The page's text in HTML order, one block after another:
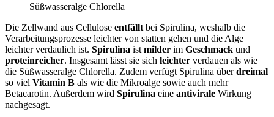
Süßwasseralge Chlorella
Die Zellwand aus Cellulose entfällt bei Spirulina, weshalb die
Verarbeitungsprozesse leichter von statten gehen und die Alge
leichter verdaulich ist. Spirulina ist milder im Geschmack und
proteinreicher. Insgesamt lässt sie sich leichter verdauen als wie
die Süßwasseralge Chlorella. Zudem verfügt Spirulina überdreimal
so viel Vitamin B als wie die Mikroalge sowie auch mehr
Betacarotin. Außerdem wird Spirulina eine antivirale Wirkung
nachgesagt.